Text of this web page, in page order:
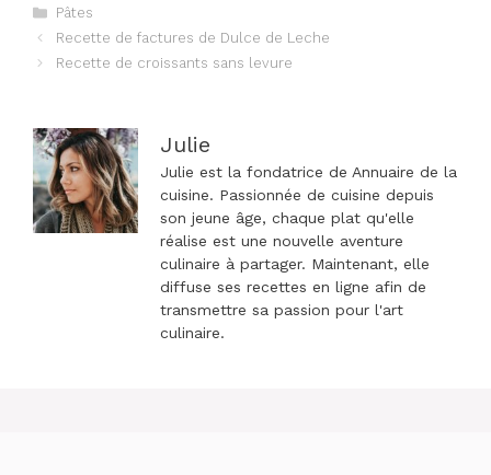
Catégories
Pâtes
Navigation
des
Recette de factures de Dulce de Leche
Recette de croissants sans levure
Julie
Julie est la fondatrice de Annuaire de la
cuisine. Passionnée de cuisine depuis
son jeune âge, chaque plat qu'elle
réalise est une nouvelle aventure
culinaire à partager. Maintenant, elle
diffuse ses recettes en ligne afin de
transmettre sa passion pour l'art
culinaire.